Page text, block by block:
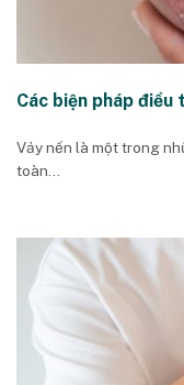
Các biện pháp điều
Vảy nến là một trong
toàn...